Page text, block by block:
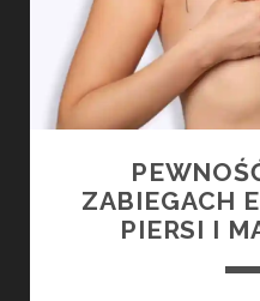
ZABIEGACH
PIERSI I